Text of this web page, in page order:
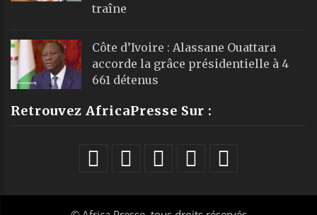
traîne
Côte d’Ivoire : Alassane Ouattara
accorde la grâce présidentielle à 4
661 détenus
Retrouvez AfricaPresse Sur :